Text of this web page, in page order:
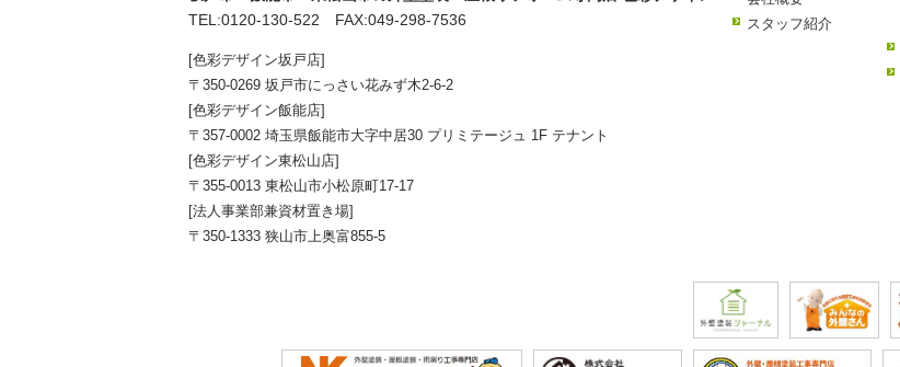
TEL:0120-130-522 FAX:049-298-7536
[色彩デザイン坂戸店]
〒350-0269 坂戸市にっさい花みず木2-6-2
[色彩デザイン飯能店]
〒357-0002 埼玉県飯能市大字中居30 プリミテージュ 1F テナント
[色彩デザイン東松山店]
〒355-0013 東松山市小松原町17-17
[法人事業部兼資材置き場]
〒350-1333 狭山市上奥富855-5
スタッフ紹介